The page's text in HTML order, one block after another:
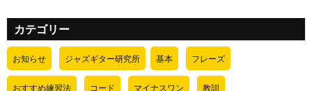
カテゴリー
お知らせ ジャズギター研究所 基本 フレーズ
おすすめ練習法 コード マイナスワン 教訓